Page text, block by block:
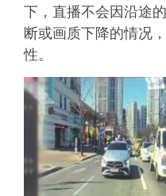
下，直播不会因沿途
断或画质下降的情况
性。